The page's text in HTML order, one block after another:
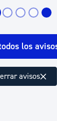
los
avisos